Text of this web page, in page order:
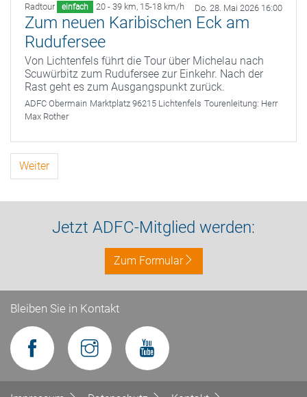
Radtour einfach 20 - 39 km, 15-18 km/h Do. 28. Mai 2026 16:00
Zum neuen Karibischen Eck am
Rudufersee
Von Lichtenfels führt die Tour über Michelau nach
Scuwürbitz zum Rudufersee zur Einkehr. Nach der
Rast geht es zum Ausgangspunkt zurück.
ADFC Obermain Marktplatz 96215 Lichtenfels Tourenleitung: Herr
Max Rother
Weiter
Jetzt ADFC-Mitglied werden:
Zum Formular
Bleiben Sie in Kontakt